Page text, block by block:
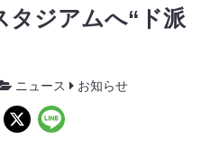
タジアムへ“ド派
ニュース お知らせ